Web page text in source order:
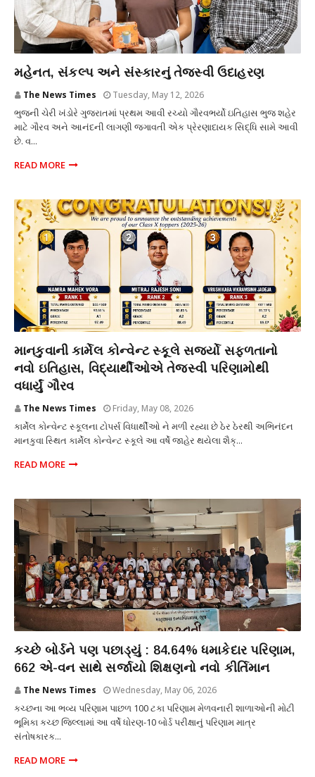
મહેનત, સંકલ્પ અને સંસ્કારનું તેજસ્વી ઉદાહરણ
The News Times Tuesday, May 12, 2026
ભુજની ચેરી ખંડોરે ગુજરાતમાં પ્રથમ આવી રચ્યો ગૌરવભર્યો ઇતિહાસ ભુજ શહેર
માટે ગૌરવ અને આનંદની લાગણી જગાવતી એક પ્રેરણાદાયક સિદ્ધિ સામે આવી
છે. વ...
READ MORE
માનકુવાની કાર્મેલ કોન્વેન્ટ સ્કૂલે સર્જ્યો સફળતાનો
નવો ઇતિહાસ, વિદ્યાર્થીઓએ તેજસ્વી પરિણામોથી
વધાર્યું ગૌરવ
The News Times Friday, May 08, 2026
કાર્મેલ કોન્વેન્ટ સ્કૂલના ટોપર્સ વિધાર્થીઓ ને મળી રહ્યા છે ઠેર ઠેરથી અભિનંદન
માનકુવા સ્થિત કાર્મેલ કોન્વેન્ટ સ્કૂલે આ વર્ષે જાહેર થયેલા શૈક્...
READ MORE
કચ્છે બોર્ડને પણ પછાડ્યું : 84.64% ધમાકેદાર પરિણામ,
662 એ-વન સાથે સર્જાયો શિક્ષણનો નવો કીર્તિમાન
The News Times Wednesday, May 06, 2026
કચ્છના આ ભવ્ય પરિણામ પાછળ 100 ટકા પરિણામ મેળવનારી શાળાઓની મોટી
ભૂમિકા કચ્છ જિલ્લામાં આ વર્ષે ધોરણ-10 બોર્ડ પરીક્ષાનું પરિણામ માત્ર
સંતોષકારક...
READ MORE